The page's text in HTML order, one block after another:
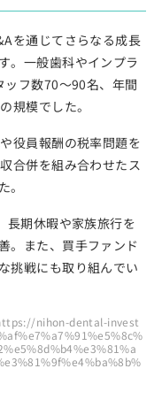
を通じてさらなる成長
。一般歯科やインプラ
ッフ数70～90名、年間
規模でした。
役員報酬の税率問題を
合併を組み合わせたス
長期休暇や家族旅行を
。また、買手ファンド
挑戦にも取り組んでい
https://nihon-dental-invest